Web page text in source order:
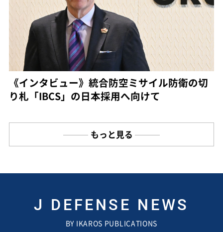
《インタビュー》統合防空ミサイル防衛の切
り札「IBCS」の日本採用へ向けて
もっと見る
J DEFENSE NEWS
BY IKAROS PUBLICATIONS